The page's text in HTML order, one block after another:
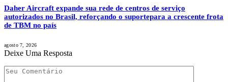
Daher Aircraft expande sua rede de centros de serviço
autorizados no Brasil, reforçando o suportepara a crescente frota
de TBM no país
agosto 7, 2026
Deixe Uma Resposta